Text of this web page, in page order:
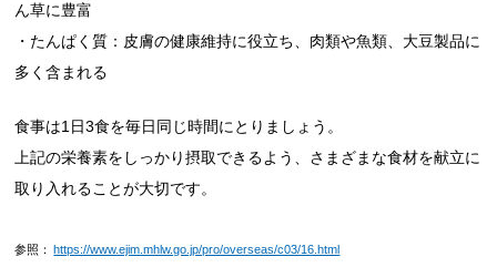
ん草に豊富
・たんぱく質：皮膚の健康維持に役立ち、肉類や魚類、大豆製品に
多く含まれる
食事は1日3食を毎日同じ時間にとりましょう。
上記の栄養素をしっかり摂取できるよう、さまざまな食材を献立に
取り入れることが大切です。
参照： https://www.ejim.mhlw.go.jp/pro/overseas/c03/16.html